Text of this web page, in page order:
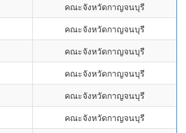
คณะจังหวัดกาญจนบุรี
คณะจังหวัดกาญจนบุรี
คณะจังหวัดกาญจนบุรี
คณะจังหวัดกาญจนบุรี
คณะจังหวัดกาญจนบุรี
คณะจังหวัดกาญจนบุรี